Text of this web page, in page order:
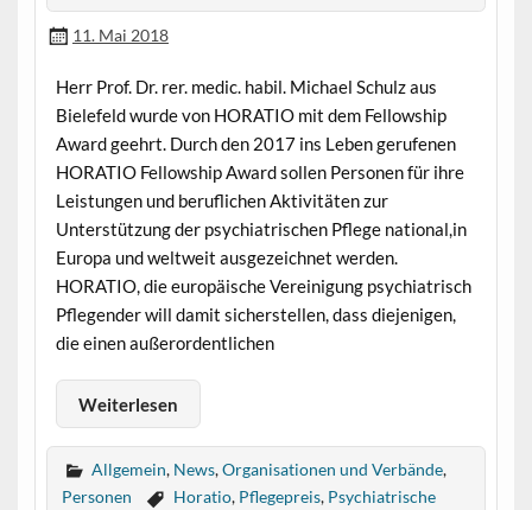
11. Mai 2018
Herr Prof. Dr. rer. medic. habil. Michael Schulz aus
Bielefeld wurde von HORATIO mit dem Fellowship
Award geehrt. Durch den 2017 ins Leben gerufenen
HORATIO Fellowship Award sollen Personen für ihre
Leistungen und beruflichen Aktivitäten zur
Unterstützung der psychiatrischen Pflege national,in
Europa und weltweit ausgezeichnet werden.
HORATIO, die europäische Vereinigung psychiatrisch
Pflegender will damit sicherstellen, dass diejenigen,
die einen außerordentlichen
Weiterlesen
Allgemein, News,Organisationen und Verbände,
Personen
Horatio, Pflegepreis, Psychiatrische